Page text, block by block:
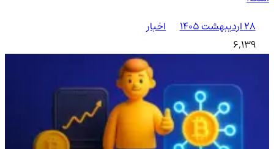
۲۸ اردیبهشت ۱۴۰۵
اخبار
6,139